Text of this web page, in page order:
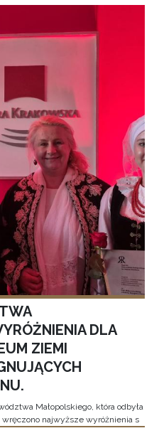
DLA
ZIEMI
Małopolskiego, która odbyła
najwyższe wyróżnienia s